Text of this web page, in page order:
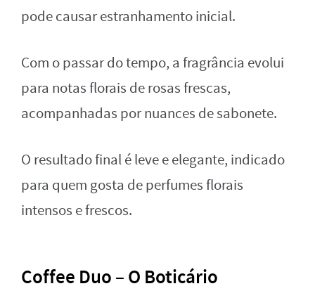
pode causar estranhamento inicial.
Com o passar do tempo, a fragrância evolui
para notas florais de rosas frescas,
acompanhadas por nuances de sabonete.
O resultado final é leve e elegante, indicado
para quem gosta de perfumes florais
intensos e frescos.
Coffee Duo – O Boticário